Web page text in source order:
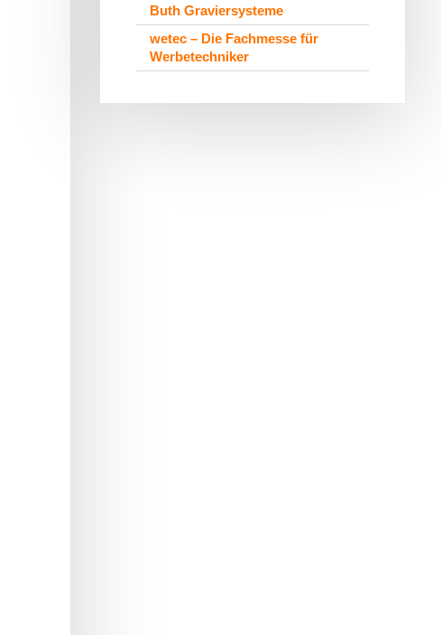
Buth Graviersysteme
wetec – Die Fachmesse für
Werbetechniker